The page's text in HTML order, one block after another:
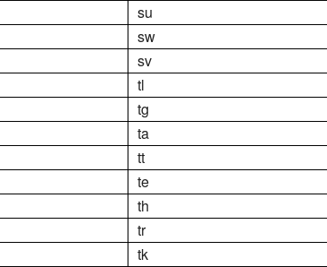
su
sw
sv
tl
tg
ta
tt
te
th
tr
tk